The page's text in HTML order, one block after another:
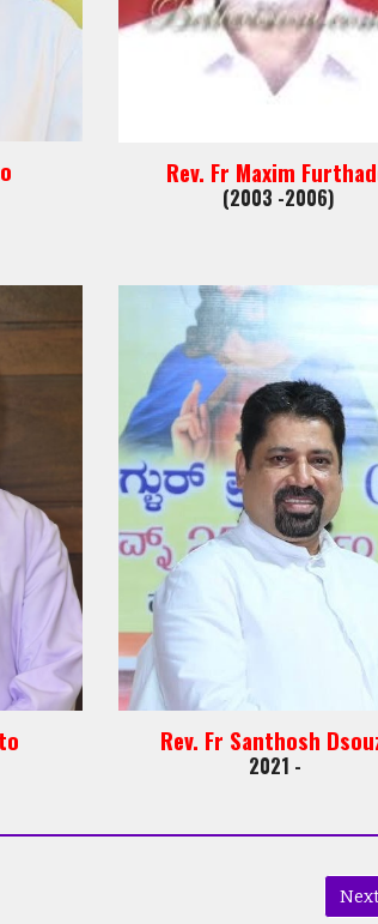
Rev. Fr Maxim
(2003 -2006)
Rev. Fr Santhosh
2021 -